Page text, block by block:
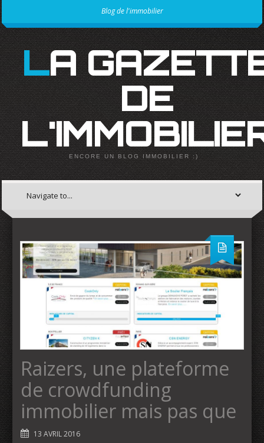
Blog de l'immobilier
LA GAZETTE
DE
ENCORE UN BLOG IMMOBILIER :)
Raizers, une plateforme
de crowdfunding
immobilier mais pas que
13 AVRIL 2016